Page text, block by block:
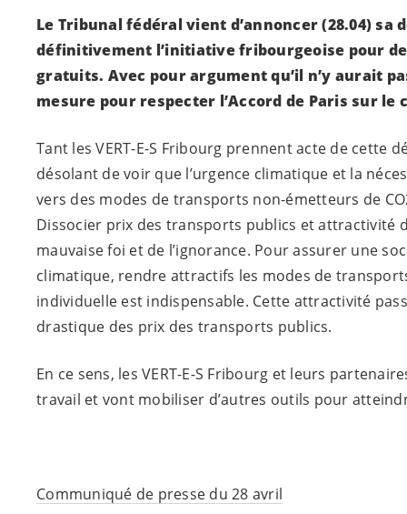
Le Tribunal fédéral vient d’annoncer (28.04) sa
définitivement l’initiative fribourgeoise pour
gratuits. Avec pour argument qu’il n’y aurait
mesure pour respecter l’Accord de Paris sur le
Tant lesVERT-E-S Fribourg prennent acte de cette
désolant de voir que l’urgence climatique et la
vers des modes de transports non-émetteurs de
Dissocier prix des transports publics et attractivité
mauvaise foi et de l’ignorance. Pour assurer une
climatique, rendre attractifs les modes de
individuelle est indispensable. Cette attractivité
drastique des prix des transports publics.
En ce sens, les VERT-E-S Fribourg et leurs
travail et vont mobiliser d’autres outils pour
Communiqué de presse du 28 avril